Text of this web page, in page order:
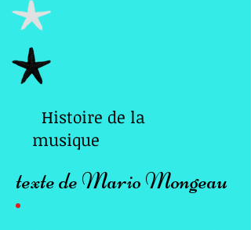
Histoire de la
musique
texte de Mario Mongeau